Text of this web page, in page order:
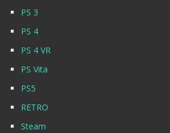
PS 3
PS 4
PS 4 VR
PS Vita
PS5
RETRO
Steam